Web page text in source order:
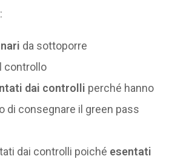
da sottoporre
controllo
dai controlli perché hanno
di consegnare il green pass
dai controlli poiché esentati